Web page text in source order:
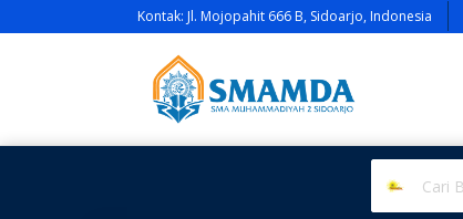
Kontak: Jl. Mojopahit 666 B, Sidoarjo, Indonesia